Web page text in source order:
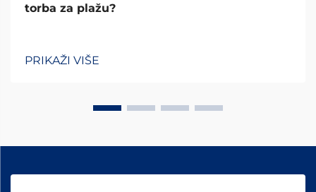
torba za plažu?
PRIKAŽI VIŠE